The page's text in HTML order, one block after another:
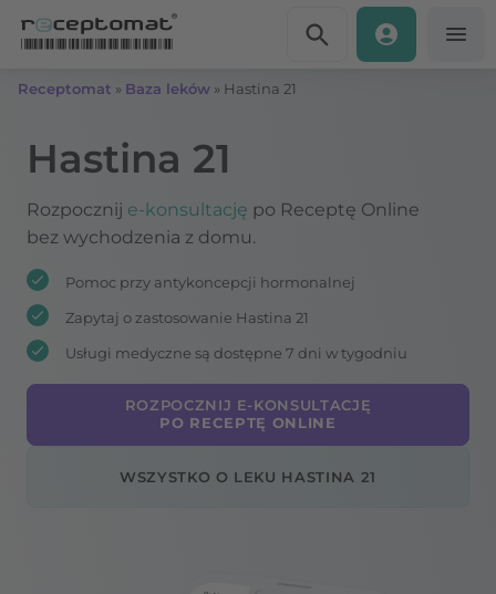
Receptomat » Baza leków » Hastina 21
Hastina 21
Rozpocznij e-konsultację po Receptę Online
bez wychodzenia z domu.
Pomoc przy antykoncepcji hormonalnej
Zapytaj o zastosowanie Hastina 21
Usługi medyczne są dostępne 7 dni w tygodniu
ROZPOCZNIJ E-KONSULTACJĘ
PO RECEPTĘ ONLINE
WSZYSTKO O LEKU HASTINA 21